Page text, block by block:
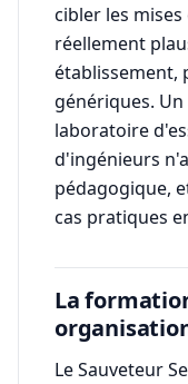
cibler les
réellement
établissement,
génériques.
laboratoire
d'ingénieurs
pédagogique,
cas pratiques
La
Le Sauveteur